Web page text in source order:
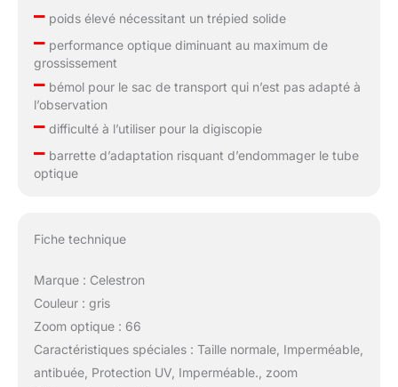
–poids élevé nécessitant un trépied solide
–performance optique diminuant au maximum de
grossissement
–bémol pour le sac de transport qui n’est pas adapté à
l’observation
–difficulté à l’utiliser pour la digiscopie
–barrette d’adaptation risquant d’endommager le tube
optique
Fiche technique
Marque : Celestron
Couleur : gris
Zoom optique : 66
Caractéristiques spéciales : Taille normale, Imperméable,
antibuée, Protection UV, Imperméable., zoom